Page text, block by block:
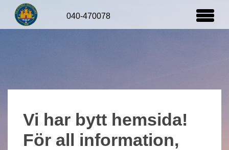
Vi har bytt hemsida!
För all information,